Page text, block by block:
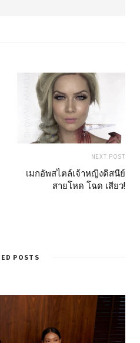
NEXT POST
เมกอัพสไตล์เจ้าหญิงดิสนีย์
สายโหด โฉด เสียว!
POSTS